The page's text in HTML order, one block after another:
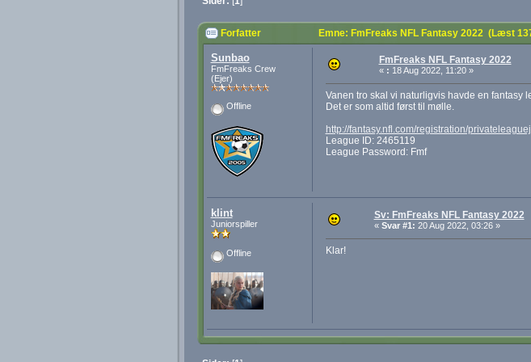
Forfatter Emne: FmFreaks NFL Fantasy 2022 (Læst
Sunbao
FmFreaks Crew
(Ejer)
Offline
FmFreaks NFL Fantasy 2022
« : 18 Aug 2022, 11:20 »
Vanen tro skal vi naturligvis havde en fantasy
Det er som altid først til mølle.
http://fantasy.nfl.com/registration/
League ID: 2465119
League Password: Fmf
klint
Juniorspiller
Offline
Sv: FmFreaks NFL Fantasy 2022
« Svar #1: 20 Aug 2022, 03:26 »
Klar!